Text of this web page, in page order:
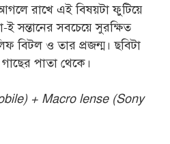
রাখে এই বিষয়টা ফুটিয়ে
সন্তানের সবচেয়ে সুরক্ষিত
বিটল ও তার প্রজন্ম। ছবিটা
পাতা থেকে।
+ Macro lense (Sony